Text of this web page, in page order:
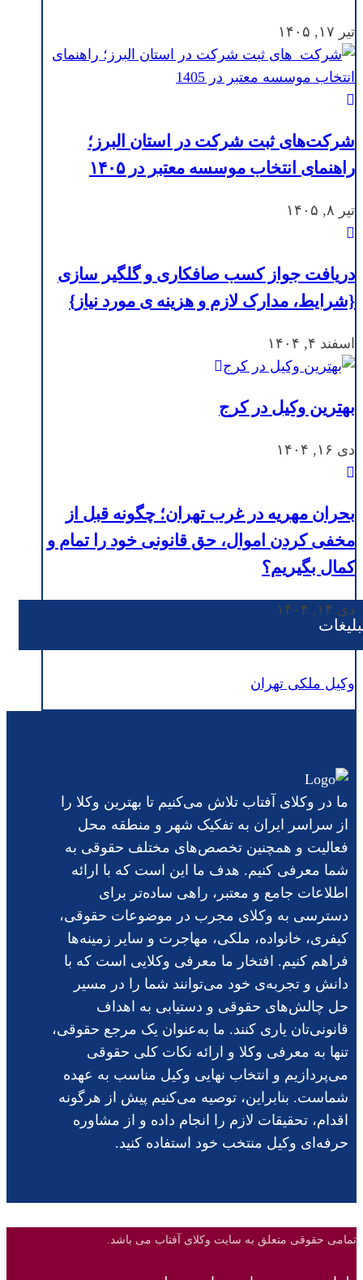
تیر ۱۷, ۱۴۰۵
شرکت‌های ثبت شرکت در استان البرز؛
راهنمای انتخاب موسسه معتبر در ۱۴۰۵
تیر ۸, ۱۴۰۵
دریافت جواز کسب صافکاری و گلگیر سازی
{شرایط، مدارک لازم و هزینه ی مورد نیاز}
اسفند ۴, ۱۴۰۴
بهترین وکیل در کرج
دی ۱۶, ۱۴۰۴
بحران مهریه در غرب تهران؛ چگونه قبل از
مخفی کردن اموال، حق قانونی خود را تمام و
کمال بگیریم؟
دی ۱۴, ۱۴۰۴
وکیل ملکی تهران
ما در وکلای آفتاب تلاش می‌کنیم تا بهترین وکلا را
از سراسر ایران به تفکیک شهر و منطقه محل
فعالیت و همچنین تخصص‌های مختلف حقوقی به
شما معرفی کنیم. هدف ما این است که با ارائه
اطلاعات جامع و معتبر، راهی ساده‌تر برای
دسترسی به وکلای مجرب در موضوعات حقوقی،
کیفری، خانواده، ملکی، مهاجرت و سایر زمینه‌ها
فراهم کنیم. افتخار ما معرفی وکلایی است که با
دانش و تجربه‌ی خود می‌توانند شما را در مسیر
حل چالش‌های حقوقی و دستیابی به اهداف
قانونی‌تان یاری کنند. ما به‌عنوان یک مرجع حقوقی،
تنها به معرفی وکلا و ارائه نکات کلی حقوقی
می‌پردازیم و انتخاب نهایی وکیل مناسب به عهده
شماست. بنابراین، توصیه می‌کنیم پیش از هرگونه
اقدام، تحقیقات لازم را انجام داده و از مشاوره
حرفه‌ای وکیل منتخب خود استفاده کنید.
تمامی حقوقی متعلق به سایت وکلای آفتاب می باشد.